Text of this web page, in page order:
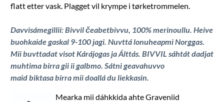
flatt etter vask. Plagget vil krympe i tørketrommelen.
Davvisámegillii: Bivvil čeabetbivvu, 100% merinoullu. Heive
buohkaide gaskal 9-100 jagi . Nuvttá lonuheapmi Norggas.
Mii buvttadat visot Kárájogas ja Álttás. BIVVIL sáhtát dadjat
muhtima birra gii ii galbmo. Sátni geavahuvvo
maid biktasa birra mii doallá du liekkasin
Mearka mii dáhkkida ahte Graveniid